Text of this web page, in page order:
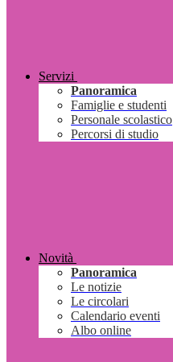
Servizi
Panoramica
Famiglie e studenti
Personale scolastico
Percorsi di studio
Novità
Panoramica
Le notizie
Le circolari
Calendario eventi
Albo online